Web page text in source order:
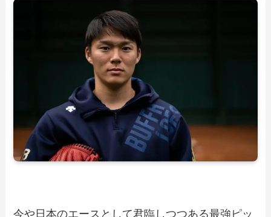
今や日本のエースとして君臨しつつある最強ピッ